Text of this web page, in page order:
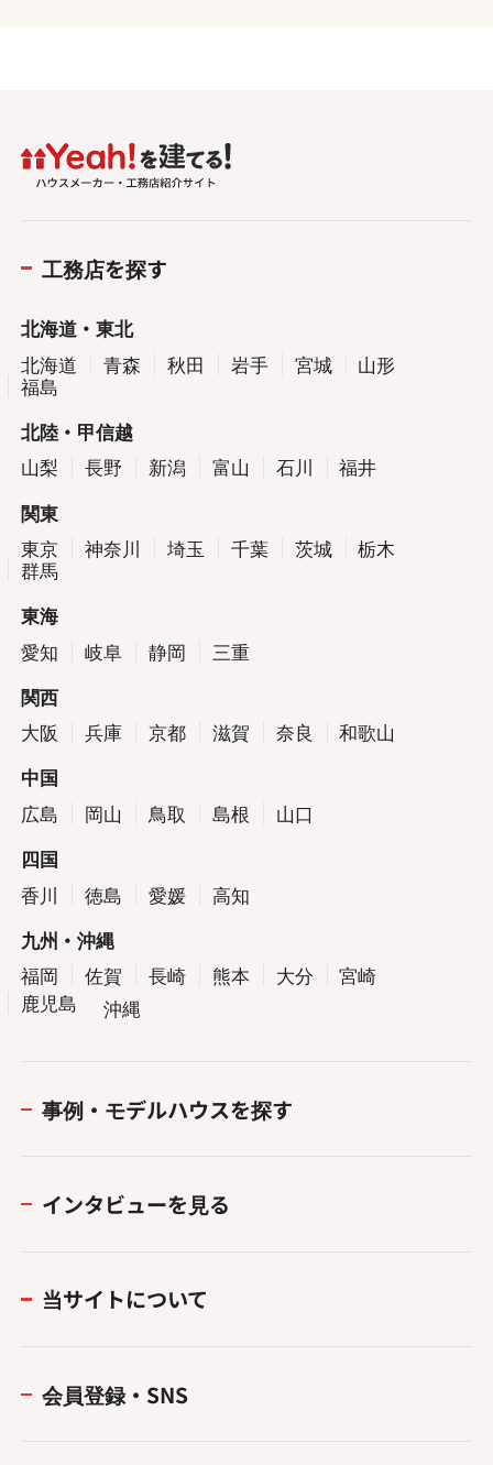
工務店を探す
北海道・東北
北海道
青森 秋田 岩手 宮城
山形
福島
北陸・甲信越
山梨
長野 新潟 富山 石川
福井
関東
東京
神奈川 埼玉 千葉 茨城
栃木
群馬
東海
愛知
岐阜 静岡
三重
関西
大阪
兵庫 京都 滋賀 奈良
和歌山
中国
広島
岡山 鳥取 島根
山口
四国
香川
徳島 愛媛
高知
九州・沖縄
福岡
佐賀 長崎 熊本 大分
宮崎
鹿児島
沖縄
事例・モデルハウスを探す
インタビューを見る
当サイトについて
会員登録・SNS